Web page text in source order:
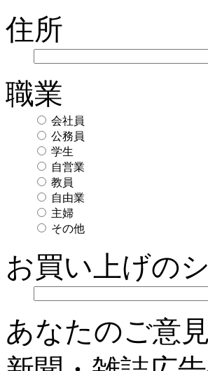
住所
職業
会社員
公務員
学生
自営業
教員
自由業
主婦
その他
お買い上げの
あなたのご意